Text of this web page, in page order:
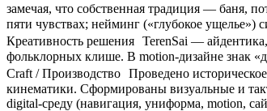
замечая, что собственная традиция — баня,
пяти чувствах; нейминг («глубокое ущелье»)
Креативность решения TerenSai —
фольклорных клише. В motion-дизайне знак
Craft / Производство Проведено
кинематики. Сформированы визуальные и
digital-среду (навигация, униформа, motion,